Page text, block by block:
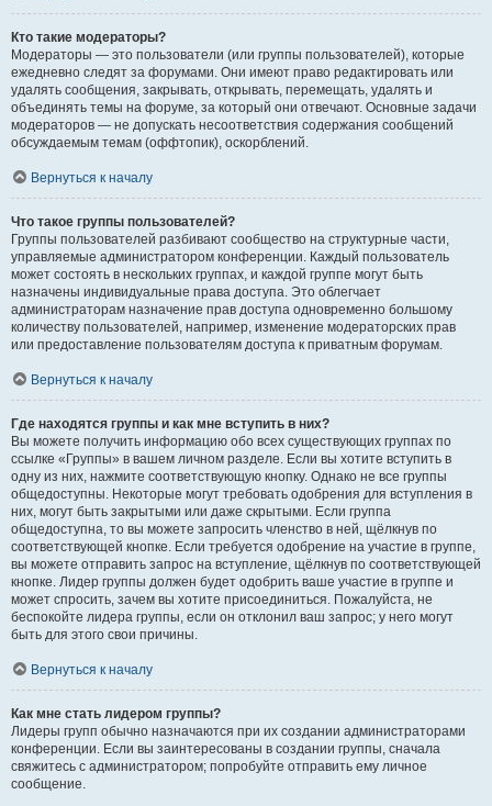
Кто такие модераторы?
Модераторы — это пользователи (или группы пользователей), которые
ежедневно следят за форумами. Они имеют право редактировать или
удалять сообщения, закрывать, открывать, перемещать, удалять и
объединять темы на форуме, за который они отвечают. Основные задачи
модераторов — не допускать несоответствия содержания сообщений
обсуждаемым темам (оффтопик), оскорблений.
Вернуться к началу
Что такое группы пользователей?
Группы пользователей разбивают сообщество на структурные части,
управляемые администратором конференции. Каждый пользователь
может состоять в нескольких группах, и каждой группе могут быть
назначены индивидуальные права доступа. Это облегчает
администраторам назначение прав доступа одновременно большому
количеству пользователей, например, изменение модераторских прав
или предоставление пользователям доступа к приватным форумам.
Вернуться к началу
Где находятся группы и как мне вступить в них?
Вы можете получить информацию обо всех существующих группах по
ссылке «Группы» в вашем личном разделе. Если вы хотите вступить в
одну из них, нажмите соответствующую кнопку. Однако не все группы
общедоступны. Некоторые могут требовать одобрения для вступления в
них, могут быть закрытыми или даже скрытыми. Если группа
общедоступна, то вы можете запросить членство в ней, щёлкнув по
соответствующей кнопке. Если требуется одобрение на участие в группе,
вы можете отправить запрос на вступление, щёлкнув по соответствующей
кнопке. Лидер группы должен будет одобрить ваше участие в группе и
может спросить, зачем вы хотите присоединиться. Пожалуйста, не
беспокойте лидера группы, если он отклонил ваш запрос; у него могут
быть для этого свои причины.
Вернуться к началу
Как мне стать лидером группы?
Лидеры групп обычно назначаются при их создании администраторами
конференции. Если вы заинтересованы в создании группы, сначала
свяжитесь с администратором; попробуйте отправить ему личное
сообщение.